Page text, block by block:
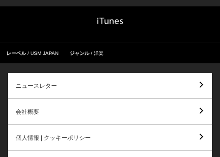
レーベル USM JAPAN ジャンル 洋楽
ニュースレター
会社概要
個人情報 | クッキーポリシー